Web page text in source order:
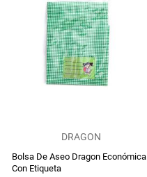
DRAGON
Bolsa De Aseo Dragon Económica
Con Etiqueta